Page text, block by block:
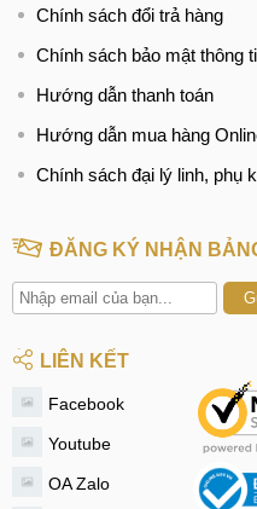
Chính sách đổi trả hàng
Chính sách bảo mật thông
Hướng dẫn thanh toán
Hướng dẫn mua hàng
Chính sách đại lý linh, phụ
ĐĂNG KÝ NHẬN
LIÊN KẾT
Facebook
Youtube
OA Zalo